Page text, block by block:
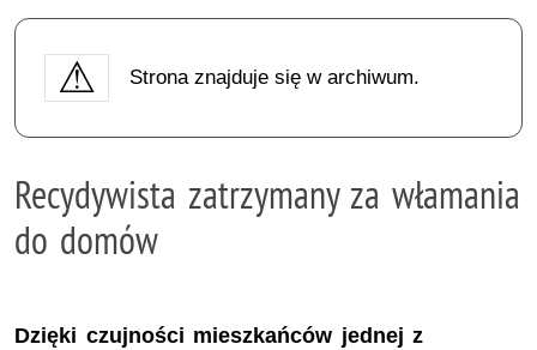
Strona znajduje się w archiwum.
Recydywista zatrzymany za włamania
do domów
Dzięki czujności mieszkańców jednej z